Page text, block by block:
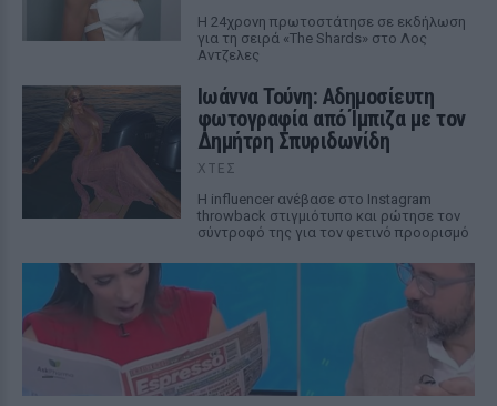
Η 24χρονη πρωτοστάτησε σε εκδήλωση
για τη σειρά «The Shards» στο Λος
Αντζελες
Ιωάννα Τούνη: Αδημοσίευτη
φωτογραφία από Ίμπιζα με τον
Δημήτρη Σπυριδωνίδη
ΧΤΕΣ
Η influencer ανέβασε στο Instagram
throwback στιγμιότυπο και ρώτησε τον
σύντροφό της για τον φετινό προορισμό